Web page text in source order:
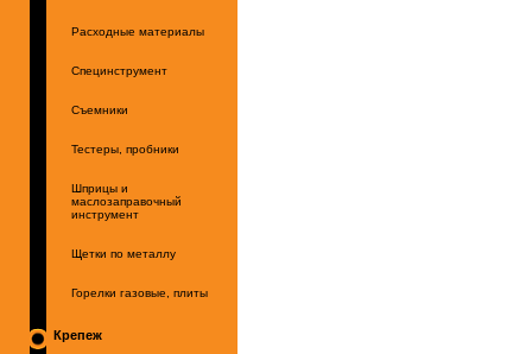
Расходные материалы
Специнструмент
Съемники
Тестеры, пробники
Шприцы и
маслозаправочный
инструмент
Щетки по металлу
Горелки газовые, плиты
Крепеж